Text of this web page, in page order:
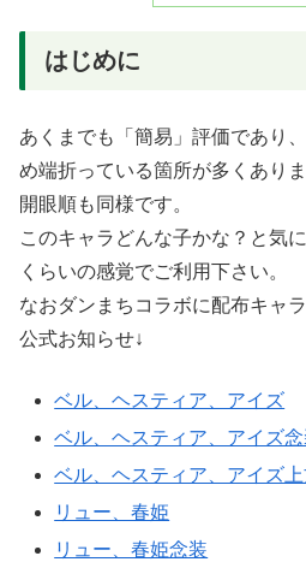
はじめに
あくまでも「簡易」評価であり
め端折っている箇所が多くありま
開眼順も同様です。
このキャラどんな子かな？と気
くらいの感覚でご利用下さい。
なおダンまちコラボに配布キャラ
公式お知らせ↓
ベル、ヘスティア、アイズ
ベル、ヘスティア、アイズ念
ベル、ヘスティア、アイズ
リュー、春姫
リュー、春姫念装